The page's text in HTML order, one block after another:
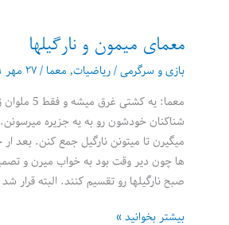
معمای میمون و نارگیلها
بازی و سرگرمی/ریاضیات, معما /۲۷ مهر ۱۳۹۹
معما: یه کشتی
شناکنان خودشون رو به یه جزیره
میگیرن تا میتونن نارگیل جمع کنن. بعد
ها چون دیر وقت بود به خواب میرن و
صبح نارگیلها رو تقسیم کنند. البته
معمای
بیشتر بخوانید »